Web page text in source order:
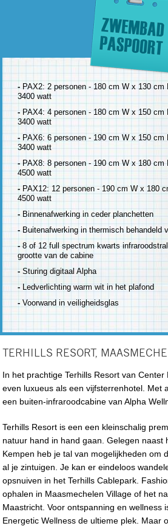
- PAX2: 2 personen - 180 cm W x 130 cm
3400 watt
- PAX4: 4 personen - 180 cm W x 150 cm
3400 watt
- PAX6: 6 personen - 190 cm W x 150 cm
3400 watt
-PAX8: 8 personen - 190 cm W x 180 cm
4500 watt
- PAX12: 12 personen - 190 cm W x 180
4500 watt
- Binnenafwerking in ceder planchetten
- Buitenafwerking in thermisch behandeld
-8 of 12 full spectrum kwarts
grootte van de cabine
-Sturing digitaal Alpha
-Ledverlichting warm wit in het plafond
-Voorwand in veiligheidsglas
TERHILLS RESORT,
In het prachtige Terhills Resort van
even luxueus als een vijfsterrenhotel. Met
een buiten-infraroodcabine van Alpha
Terhills Resort is een een kleinschalig
natuur hand in hand gaan. Gelegen naast
Kempen heb je tal van mogelijkheden om
al je zintuigen. Je kan er eindeloos
opsnuiven in het Terhills Cablepark.
ophalen in Maasmechelen Village of het
Maastricht. Voor ontspanning en wellness
Energetic Wellness de ultieme plek. Maar